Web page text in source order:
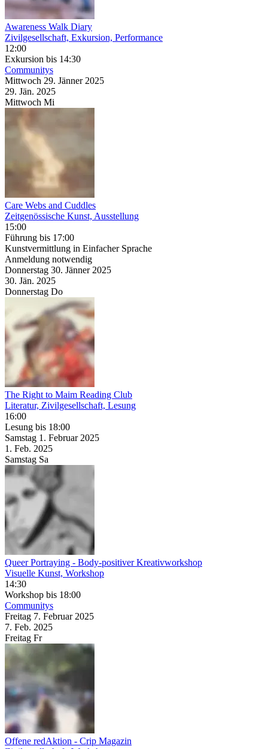
Awareness Walk Diary
Zivilgesellschaft, Exkursion, Performance
12:00
Exkursion bis 14:30
Communitys
Mittwoch 29. Jänner 2025
29. Jän. 2025
Mittwoch Mi
Care Webs and Cuddles
Zeitgenössische Kunst, Ausstellung
15:00
Führung bis 17:00
Kunstvermittlung in Einfacher Sprache
Anmeldung notwendig
Donnerstag 30. Jänner 2025
30. Jän. 2025
Donnerstag Do
The Right to Maim Reading Club
Literatur, Zivilgesellschaft, Lesung
16:00
Lesung bis 18:00
Samstag 1. Februar 2025
1. Feb. 2025
Samstag Sa
Queer Portraying - Body-positiver Kreativworkshop
Visuelle Kunst, Workshop
14:30
Workshop bis 18:00
Communitys
Freitag 7. Februar 2025
7. Feb. 2025
Freitag Fr
Offene redAktion - Crip Magazin